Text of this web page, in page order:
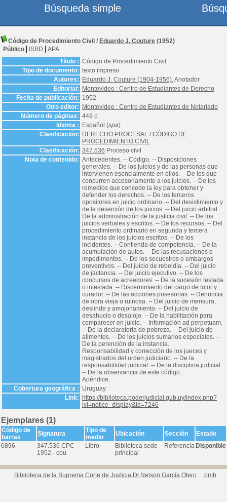
Código de Procedimiento Civil / Eduardo J. Couture (1952)
Público
ISBD
APA
Título : Código de Procedimiento Civil
Tipo de documento: texto impreso
Autores:
Eduardo J. Couture (1904-1956), Anotador
Editorial:
Montevideo : Centro de Estudiantes de Derecho
Fecha de publicación: 1952
Otro editor:
Montevideo : Centro de Estudiantes de Notariado
Número de páginas: 449 p
Idioma :
Español (spa)
Clasificación:
DERECHO PROCESAL /CÓDIGO DE
PROCEDIMIENTO CIVIL
Clasificación: 347.536 Proceso civil
Nota de contenido: Antecedentes. -- Código. -- Disposiciones
generales. -- De los juicios y de las personas que
intervienen esencialmente en ellos. -- De los que
concurren accesoriamente a los juicios. -- De los
remedios que concede la ley para obtener y
defender los derechos. -- De los terceros
opositores en juicio ordinario. -- Del desistimiento y
de la deserción de los juicios. -- Del juicio arbitral.
De la administración de la justicia civil. -- De los
juicios verbales y escritos. -- De los recursos. -- Del
procedimiento ordinario en segunda y tercera
instancia de los juicios escritos. -- De los
incidentes. -- Contienda de competencia. -- De la
acumulación de autos. -- De las recusaciones e
impedimentos. -- De los secuestros o embargos
preventivos. -- Del juicio de rebeldía. -- Del juicio
de jactancia. -- Del juicio ejecutivo. -- De los
concursos de acreedores. -- De la sucesión testada
o intestada. -- Discernimiento del cargo de tutor y
curador. -- De las acciones posesorias. -- Denuncia
de obra vieja o ruinosa. -- Del juicio de mensura,
deslinde y amojonamiento. -- Del juicio de
desahucio o desalojo. -- De la habilitación para
comparecer en juicio. -- Información ad perpetuam.
-- De la declaratoria de pobreza. -- Del juicio de
alimentos. -- De los juicios sumarios especiales. --
De la perención de la instancia.
Responsabilidad y corrección de los jueces y
magistrados del orden judiciario. -- De la
responsabilidad judicial. -- De la disciplina judicial.
-- De la observancia de este código.
Apéndice.
Cobertura geográfica : Uruguay
Link:
https://biblioteca.poderjudicial.gub.uy/index.php?
lvl=notice_display&id=7246
Ejemplares (1)
Código de
barras
Signatura
Tipo de
medio
Ubicación Sección
Estado
6896
347.536 CPC
1952 - cou
Libro
Biblioteca sede
principal
Referencia Disponible
Biblioteca de la Suprema Corte de Justicia Dr.Nelson García Otero pmb
Búsqueda simple